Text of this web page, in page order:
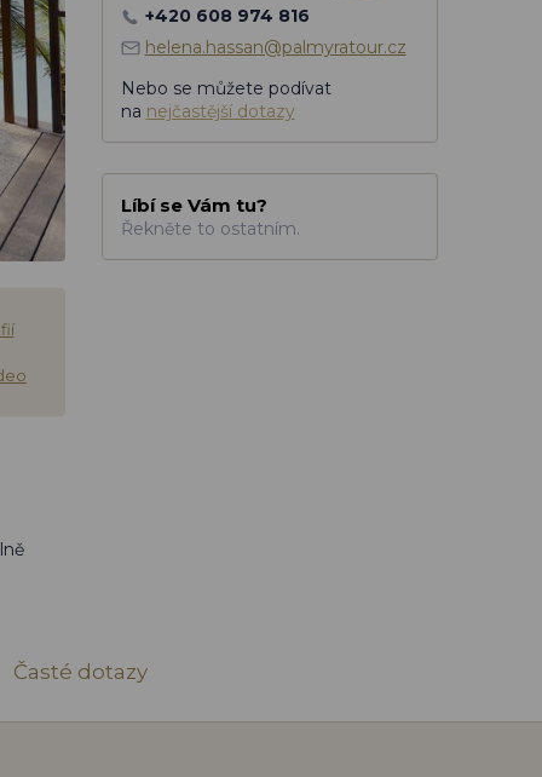
+420 608 974 816
helena.hassan@palmyratour.cz
Nebo se můžete podívat
na nejčastější dotazy
Líbí se Vám tu?
Řekněte to ostatním.
Časté dotazy